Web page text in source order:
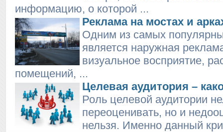
информацию, о которой ...
Реклама на мостах и
Одним из самых
является наружная
визуальное восприятие,
помещений, ...
Целевая аудитория –
Роль целевой аудитории
переоценивать, но и
нельзя. Именно данный